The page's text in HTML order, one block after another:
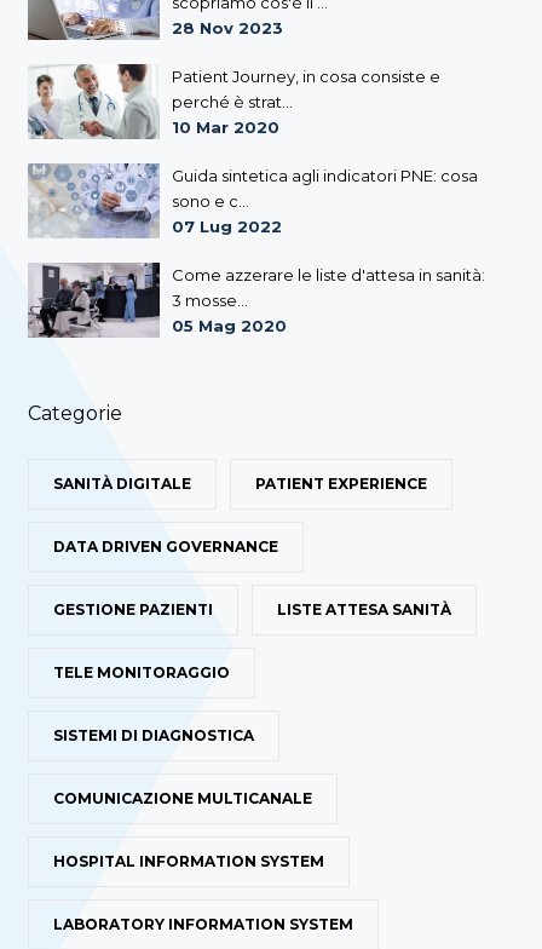
28 Nov 2023
Patient Journey, in cosa consiste e
perché è strat...
10 Mar 2020
Guida sintetica agli indicatori PNE: cosa
sono e c...
07 Lug 2022
Come azzerare le liste d'attesa in sanità:
3 mosse...
05 Mag 2020
Categorie
SANITÀ DIGITALE PATIENT EXPERIENCE
DATA DRIVEN GOVERNANCE
GESTIONE PAZIENTI LISTE ATTESA SANITÀ
TELE MONITORAGGIO
SISTEMI DI DIAGNOSTICA
COMUNICAZIONE MULTICANALE
HOSPITAL INFORMATION SYSTEM
LABORATORY INFORMATION SYSTEM